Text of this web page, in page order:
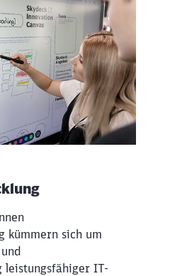
kümmern sich um
leistungsfähiger IT-